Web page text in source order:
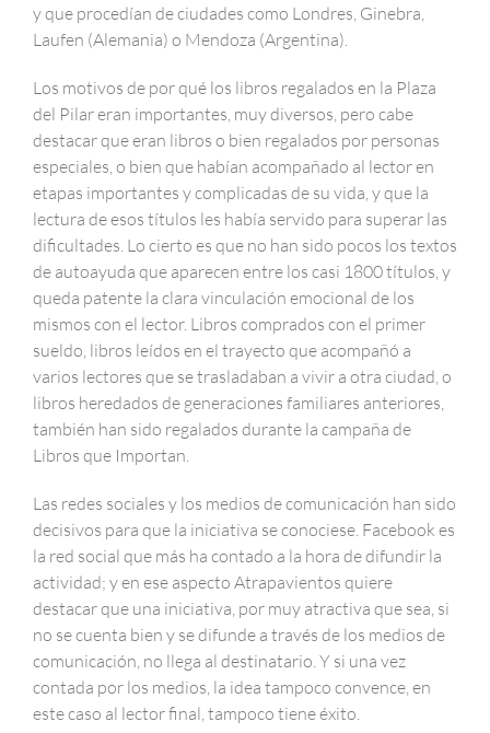
y que procedían de ciudades como Londres, Ginebra,
Laufen (Alemania) o Mendoza (Argentina).
Los motivos de por qué los libros regalados en la Plaza
del Pilar eran importantes, muy diversos, pero cabe
destacar que eran libros o bien regalados por personas
especiales, o bien que habían acompañado al lector en
etapas importantes y complicadas de su vida, y que la
lectura de esos títulos les había servido para superar las
dificultades. Lo cierto es que no han sido pocos los textos
de autoayuda que aparecen entre los casi 1800 títulos, y
queda patente la clara vinculación emocional de los
mismos con el lector. Libros comprados con el primer
sueldo, libros leídos en el trayecto que acompañó a
varios lectores que se trasladaban a vivir a otra ciudad, o
libros heredados de generaciones familiares anteriores,
también han sido regalados durante la campaña de
Libros que Importan.
Las redes sociales y los medios de comunicación han sido
decisivos para que la iniciativa se conociese. Facebook es
la red social que más ha contado a la hora de difundir la
actividad; y en ese aspecto Atrapavientos quiere
destacar que una iniciativa, por muy atractiva que sea, si
no se cuenta bien y se difunde a través de los medios de
comunicación, no llega al destinatario. Y si una vez
contada por los medios, la idea tampoco convence, en
este caso al lector final, tampoco tiene éxito.